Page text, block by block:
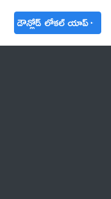
డౌన్లోడ్ లోకల్ యాప్